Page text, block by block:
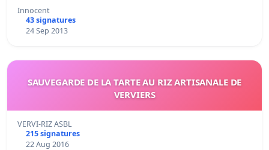
Innocent
43 signatures
24 Sep 2013
SAUVEGARDE DE LA TARTE AU RIZ ARTISANALE DE
VERVIERS
VERVI-RIZ ASBL
215 signatures
22 Aug 2016